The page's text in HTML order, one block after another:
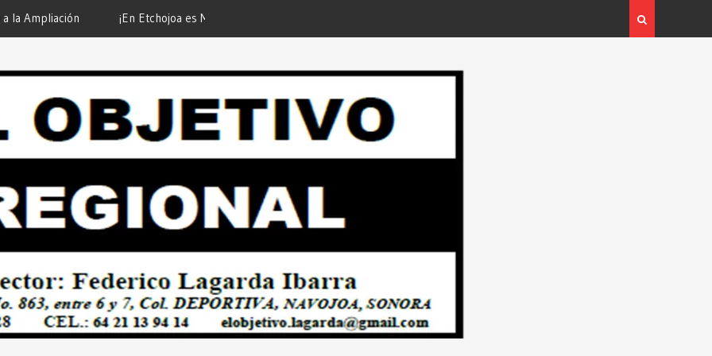
de Actuar por la Salud de
Desde: Redacción “El Objetivo
Desde: Redacción “El Objetivo Regional”.
Llegaron Médicos a las Casas de
Navojoa… Desde: Redacción “El